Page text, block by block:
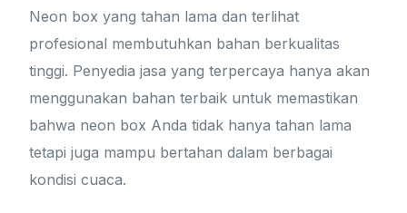
Neon box yang tahan lama dan terlihat
profesional membutuhkan bahan berkualitas
tinggi. Penyedia jasa yang terpercaya hanya akan
menggunakan bahan terbaik untuk memastikan
bahwa neon box Anda tidak hanya tahan lama
tetapi juga mampu bertahan dalam berbagai
kondisi cuaca.